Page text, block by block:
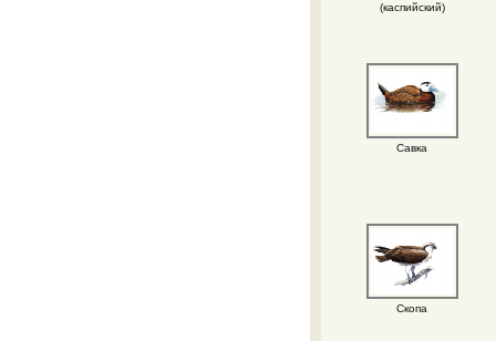
(каспийский)
Савка
Скопа